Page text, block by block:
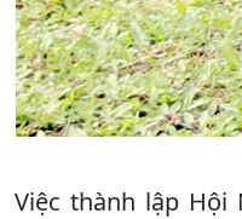
Việc thành lập